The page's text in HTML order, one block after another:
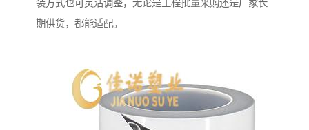
装方式也可灵活调整，无论是工程批量采购还是厂家长
期供货，都能适配。